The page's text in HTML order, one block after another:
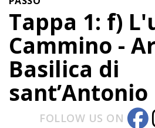
Tappa 1: f)
Cammino -
Basilica di
sant’Antonio
FOLLOW US ON